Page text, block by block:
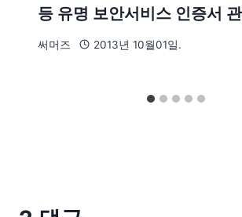
등 유명 보안서비스 인증서
써머즈 2013년 10월01일.